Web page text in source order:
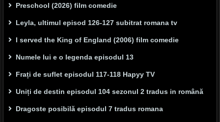
Preschool (2026) film comedie
Leyla, ultimul episod 126-127 subitrat romana tv
I served the King of England (2006) film comedie
Numele lui e o legenda episodul 13
Frați de suflet episodul 117-118 Hapyy TV
Uniți de destin episodul 104 sezonul 2 tradus in română
Dragoste posibilă episodul 7 tradus romana